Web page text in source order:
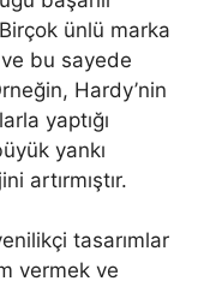
ünlü marka
bu sayede
Hardy’nin
yaptığı
yankı
artırmıştır.
tasarımlar
vermek ve